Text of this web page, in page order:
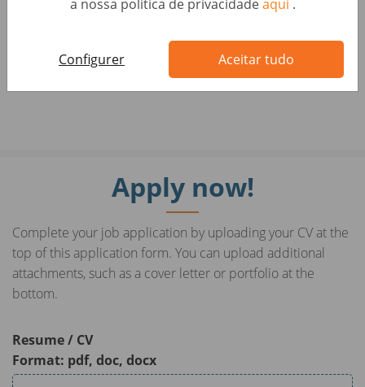
a nossa política de privacidadeaqui .
Configurer Aceitar tudo
Apply now!
Complete your job application by uploading your CV at the
top of this application form. You can upload additional
attachments, such as a cover letter or portfolio at the
bottom.
Resume / CV
Format: pdf, doc, docx